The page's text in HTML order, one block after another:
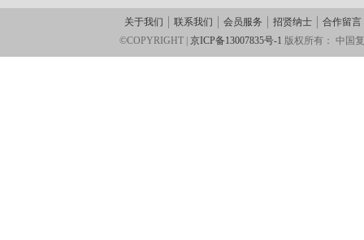
关于我们 联系我们 会员服务 招贤纳士
合作留言
©COPYRIGHT | 京ICP备13007835号-1 版权所有： 中国